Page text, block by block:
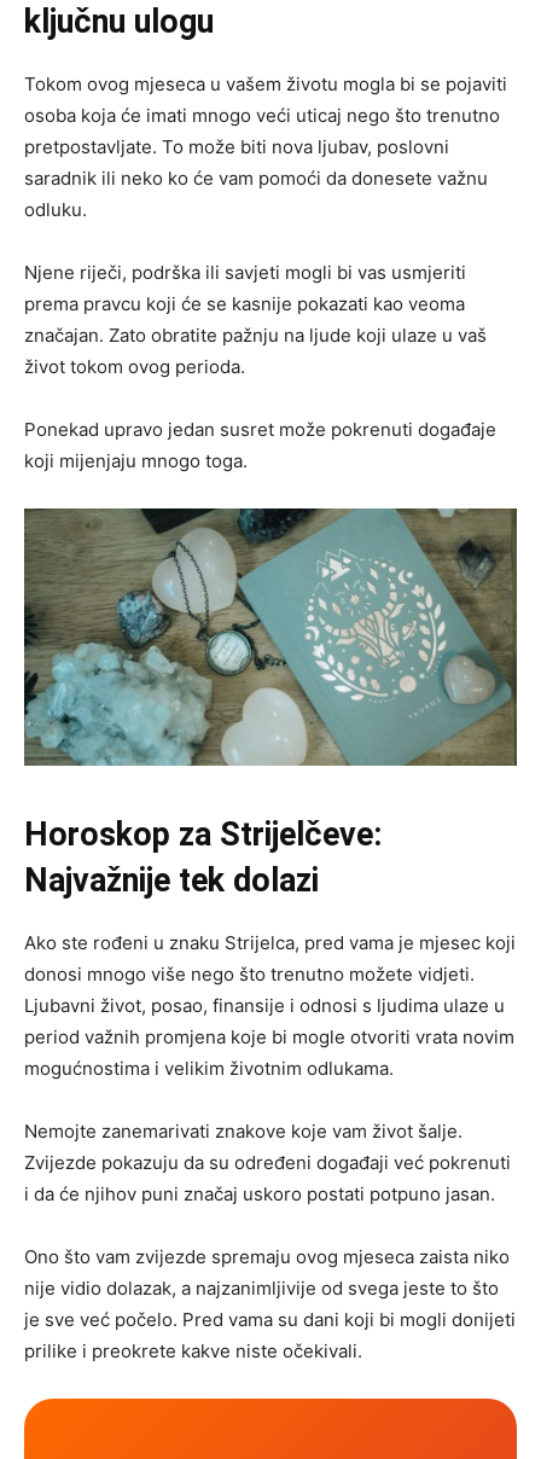
ključnu ulogu
Tokom ovog mjeseca u vašem životu mogla bi se pojaviti
osoba koja će imati mnogo veći uticaj nego što trenutno
pretpostavljate. To može biti nova ljubav, poslovni
saradnik ili neko ko će vam pomoći da donesete važnu
odluku.
Njene riječi, podrška ili savjeti mogli bi vas usmjeriti
prema pravcu koji će se kasnije pokazati kao veoma
značajan. Zato obratite pažnju na ljude koji ulaze u vaš
život tokom ovog perioda.
Ponekad upravo jedan susret može pokrenuti događaje
koji mijenjaju mnogo toga.
Horoskop za Strijelčeve:
Najvažnije tek dolazi
Ako ste rođeni u znaku Strijelca, pred vama je mjesec koji
donosi mnogo više nego što trenutno možete vidjeti.
Ljubavni život, posao, finansije i odnosi s ljudima ulaze u
period važnih promjena koje bi mogle otvoriti vrata novim
mogućnostima i velikim životnim odlukama.
Nemojte zanemarivati znakove koje vam život šalje.
Zvijezde pokazuju da su određeni događaji već pokrenuti
i da će njihov puni značaj uskoro postati potpuno jasan.
Ono što vam zvijezde spremaju ovog mjeseca zaista niko
nije vidio dolazak, a najzanimljivije od svega jeste to što
je sve već počelo. Pred vama su dani koji bi mogli donijeti
prilike i preokrete kakve niste očekivali.